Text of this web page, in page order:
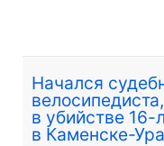
Начался
в убийстве
в Каменске-